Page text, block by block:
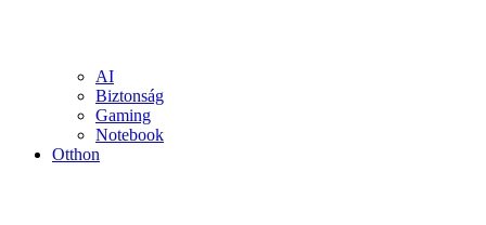
AI
Biztonság
Gaming
Notebook
Otthon